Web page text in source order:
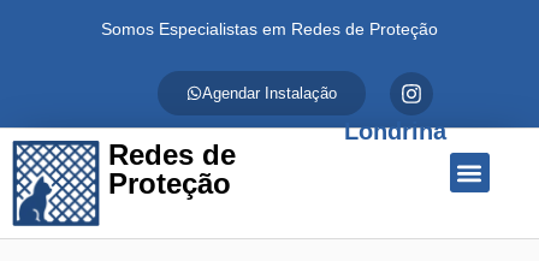
Somos Especialistas em Redes de Proteção
Agendar Instalação
Redes de
Proteção
Londrina